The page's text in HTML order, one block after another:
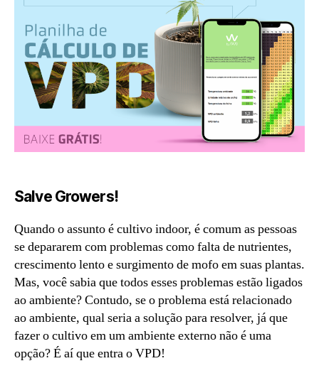
Salve Growers!
Quando o assunto é cultivo indoor, é comum as pessoas
se depararem com problemas como falta de nutrientes,
crescimento lento e surgimento de mofo em suas plantas.
Mas, você sabia que todos esses problemas estão ligados
ao ambiente? Contudo, se o problema está relacionado
ao ambiente, qual seria a solução para resolver, já que
fazer o cultivo em um ambiente externo não é uma
opção? É aí que entra o VPD!